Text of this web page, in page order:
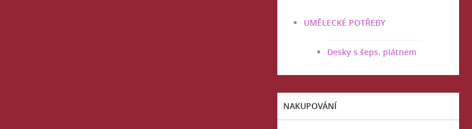
UMĚLECKÉ POTŘEBY
Desky s šeps. plátnem
NAKUPOVÁNÍ